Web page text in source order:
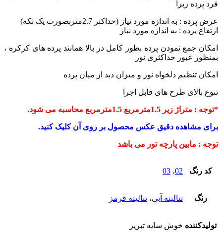
مورد نیاز (حداکثر 2.7متربصورت یک تکه)
اندازه مورد نیاز
پرده بطور کامل در بالا همانند پرده های کرکره ،
حداکثری نور
نور و میزان دید از میان پرده
های قابل اجرا
محاسبه می شود.
دقیق عکس محصول بر روی آن کلیک کنید.
پارچه تور می باشد
03
آبی تنالیته قرمز
سایه تبریز